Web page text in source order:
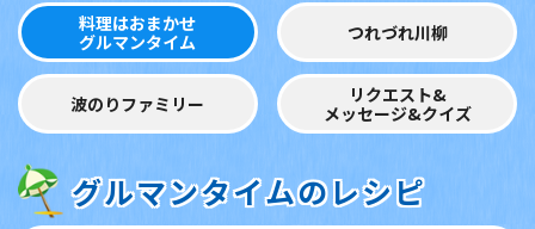
料理はおまかせ
グルマンタイム
つれづれ川柳
波のりファミリー
リクエスト&
メッセージ&クイズ
グルマンタイムのレシピ